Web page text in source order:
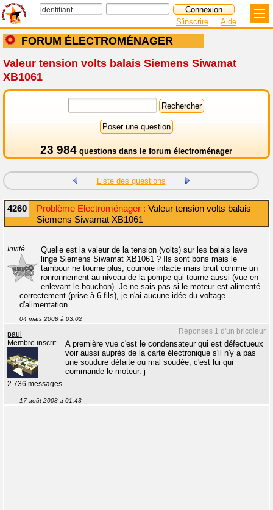
FORUM ÉLECTROMÉNAGER
S'inscrire Aide
Valeur tension volts balais Siemens Siwamat
XB1061
23 984 questions dans le forum électroménager
Liste des questions
4260 Problème Electroménager : Valeur tension volts balais
Siemens Siwamat XB1061
Invité
Quelle est la valeur de la tension (volts) sur les balais lave
linge Siemens Siwamat XB1061 ? Ils sont bons mais le
tambour ne tourne plus, courroie intacte mais bruit comme un
ronronnement au niveau de la pompe qui tourne aussi (vue en
enlevant le bouchon). Je ne sais pas si le moteur est alimenté
correctement (prise à 6 fils), je n'ai aucune idée du voltage
d'alimentation.
04 mars 2008 à 03:02
Réponses 1 d'un bricoleur
paul
Membre inscrit
2 736 messages
A première vue c'est le condensateur qui est défectueux
voir aussi auprès de la carte électronique s'il n'y a pas
une soudure défaite ou mal soudée, c'est lui qui
commande le moteur. j
17 août 2008 à 01:43